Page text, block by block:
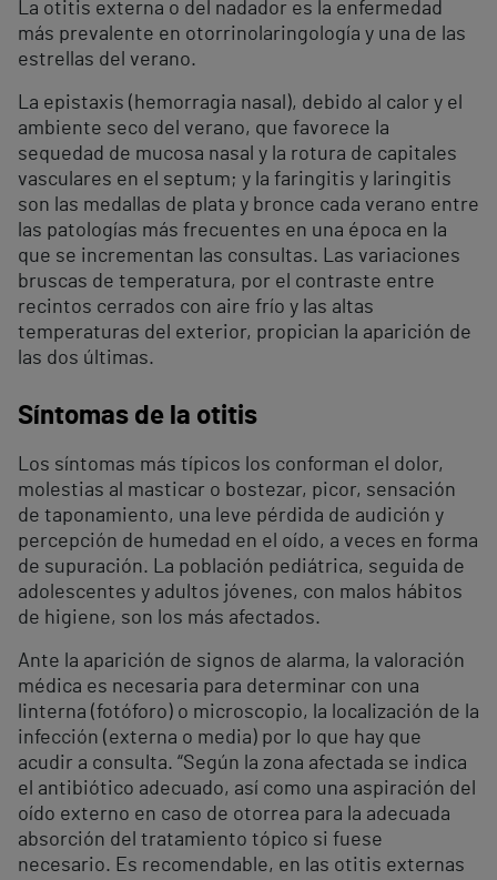
La otitis externa o del nadador es la enfermedad
más prevalente en otorrinolaringología y una de las
estrellas del verano.
La epistaxis (hemorragia nasal), debido al calor y el
ambiente seco del verano, que favorece la
sequedad de mucosa nasal y la rotura de capitales
vasculares en el septum; y la faringitis y laringitis
son las medallas de plata y bronce cada verano entre
las patologías más frecuentes en una época en la
que se incrementan las consultas. Las variaciones
bruscas de temperatura, por el contraste entre
recintos cerrados con aire frío y las altas
temperaturas del exterior, propician la aparición de
las dos últimas.
Síntomas de la otitis
Los síntomas más típicos los conforman el dolor,
molestias al masticar o bostezar, picor, sensación
de taponamiento, una leve pérdida de audición y
percepción de humedad en el oído, a veces en forma
de supuración. La población pediátrica, seguida de
adolescentes y adultos jóvenes, con malos hábitos
de higiene, son los más afectados.
Ante la aparición de signos de alarma, la valoración
médica es necesaria para determinar con una
linterna (fotóforo) o microscopio, la localización de la
infección (externa o media) por lo que hay que
acudir a consulta. “Según la zona afectada se indica
el antibiótico adecuado, así como una aspiración del
oído externo en caso de otorrea para la adecuada
absorción del tratamiento tópico si fuese
necesario. Es recomendable, en las otitis externas